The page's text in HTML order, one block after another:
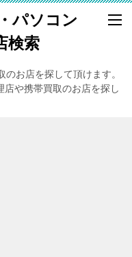
パソコン
検索
お店を探して頂けます。
や携帯買取のお店を探し